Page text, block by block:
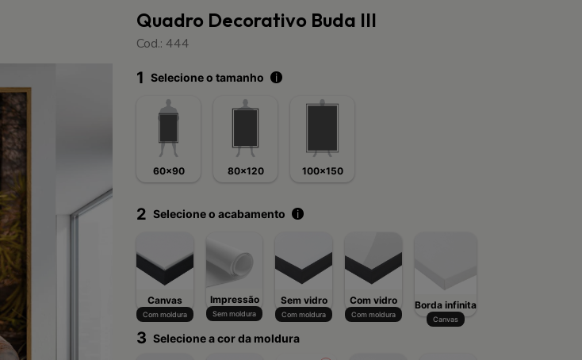
Quadro Decorativo Buda III
Cod.: 444
1 Selecione o tamanho i
60x90 80x120 100x150
2 Selecione o acabamento i
Canvas
Com moldura
Impressão
Sem moldura
Sem vidro
Com moldura
Com vidro
Com moldura
Borda infinita
Canvas
3 Selecione a cor da moldura